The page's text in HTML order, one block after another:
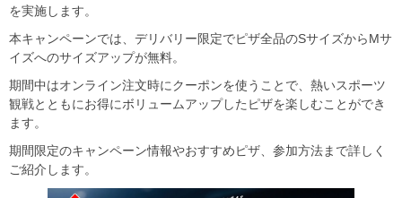
を実施します。
本キャンペーンでは、デリバリー限定でピザ全品のSサイズからMサ
イズへのサイズアップが無料。
期間中はオンライン注文時にクーポンを使うことで、熱いスポーツ
観戦とともにお得にボリュームアップしたピザを楽しむことができ
ます。
期間限定のキャンペーン情報やおすすめピザ、参加方法まで詳しく
ご紹介します。